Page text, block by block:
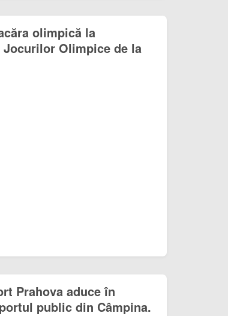
olimpică la
Olimpice de la
Prahova aduce în
public din Câmpina.